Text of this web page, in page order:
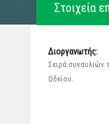
Στοιχεία
Διοργανωτής:
Σειρά συναυλιών
Ωδείου.